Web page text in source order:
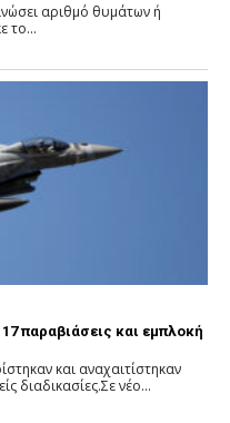
αριθμό θυμάτων ή
το...
παραβιάσεις και εμπλοκή
και αναχαιτίστηκαν
διαδικασίες.Σε νέο...